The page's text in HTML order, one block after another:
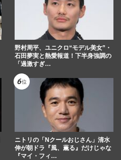
野村周平、ユニクロ“モデル美女”・
石田夢実と熱愛報道！下半身強調の
「過激すぎ…
ニトリの「Nクールおじさん」清水
伸が朝ドラ『風、薫る』だけじゃな
『マイ・フィ…